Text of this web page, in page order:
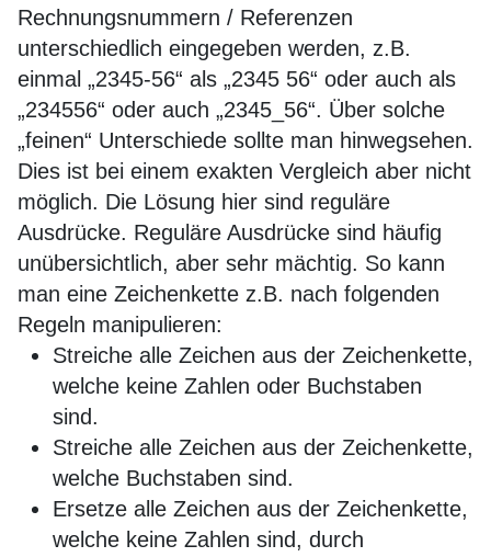
Rechnungsnummern / Referenzen
unterschiedlich eingegeben werden, z.B.
einmal „2345-56“ als „2345 56“ oder auch als
„234556“ oder auch „2345_56“. Über solche
„feinen“ Unterschiede sollte man hinwegsehen.
Dies ist bei einem exakten Vergleich aber nicht
möglich. Die Lösung hier sind reguläre
Ausdrücke. Reguläre Ausdrücke sind häufig
unübersichtlich, aber sehr mächtig. So kann
man eine Zeichenkette z.B. nach folgenden
Regeln manipulieren:
Streiche alle Zeichen aus der Zeichenkette,
welche keine Zahlen oder Buchstaben
sind.
Streiche alle Zeichen aus der Zeichenkette,
welche Buchstaben sind.
Ersetze alle Zeichen aus der Zeichenkette,
welche keine Zahlen sind, durch